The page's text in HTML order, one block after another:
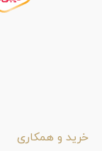
خرید و همکاری